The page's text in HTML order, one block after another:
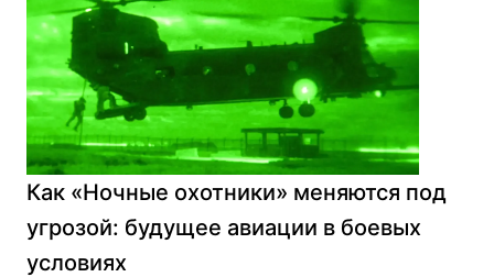
Как «Ночные охотники» меняются под
угрозой: будущее авиации в боевых
условиях